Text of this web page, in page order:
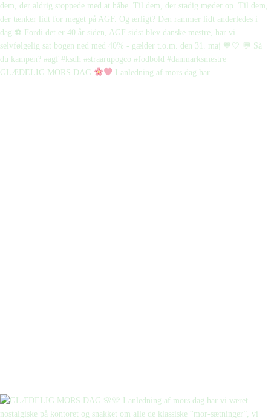
GLÆDELIG MORS DAG I anledning af mors dag har